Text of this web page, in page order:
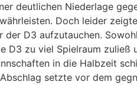
deutlichen Niederlage
Doch leider
D3 aufzutauchen.
D3 zu viel Spielraum
in die Halbzeit
setzte vor dem